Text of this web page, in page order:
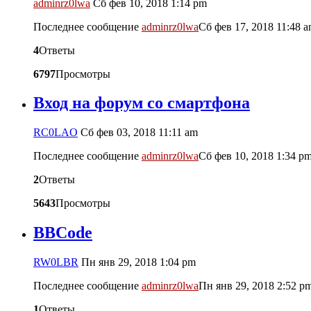
adminrz0lwa Сб фев 10, 2018 1:14 pm
Последнее сообщение adminrz0lwaСб фев 17, 2018 11:48
4Ответы
6797Просмотры
Вход на форум со смартфона
RC0LAO Сб фев 03, 2018 11:11 am
Последнее сообщение adminrz0lwaСб фев 10, 2018 1:34
2Ответы
5643Просмотры
BBCode
RW0LBR Пн янв 29, 2018 1:04 pm
Последнее сообщение adminrz0lwaПн янв 29, 2018 2:52